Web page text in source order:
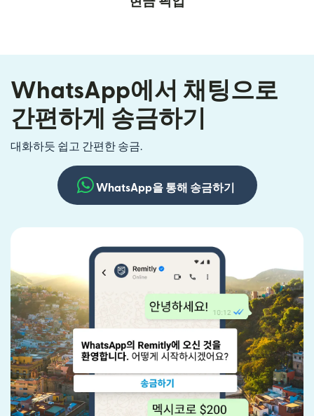
WhatsApp에서 채팅으로
간편하게 송금하기
대화하듯 쉽고 간편한 송금.
WhatsApp을 통해 송금하기